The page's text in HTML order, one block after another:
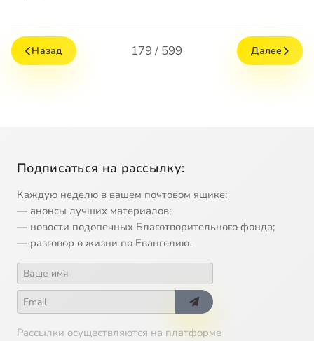
Назад 179 / 599 Далее
Подписаться на рассылку:
Каждую неделю в вашем почтовом ящике:
— анонсы лучших материалов;
— новости подопечных Благотворительного фонда;
— разговор о жизни по Евангелию.
Рассылки осуществляются на платформе